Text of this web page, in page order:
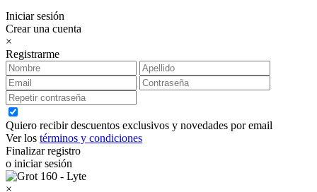
Iniciar sesión
Crear una cuenta
×
Registrarme
Quiero recibir descuentos exclusivos y novedades por email
Ver los términos y condiciones
Finalizar registro
o iniciar sesión
×